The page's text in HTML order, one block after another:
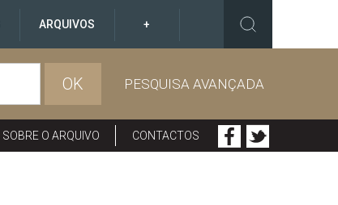
ARQUIVOS +
OK PESQUISA AVANÇADA
SOBRE O ARQUIVO CONTACTOS